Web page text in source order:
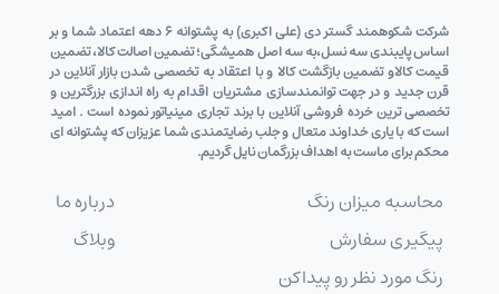
شرکت شکوهمند گستر دی (علی اکبری) به پشتوانه 6 دهه اعتماد شما و بر
اساس پایبندی سه نسل،به سه اصل همیشگی؛ تضمین اصالت کالا، تضمین
قیمت کالاو تضمین بازگشت کالا و با اعتقاد به تخصصی شدن بازار آنلاین در
قرن جدید و در جهت توانمندسازی مشتریان اقدام به راه اندازی بزرگترین و
تخصصی ترین خرده فروشی آنلاین با برند تجاری مینیاتور نموده است . امید
است که با یاری خداوند متعال و جلب رضایتمندی شما عزیزان که پشتوانه ای
محکم برای ماست به اهداف بزرگمان نایل گردیم.
محاسبه میزان رنگ
پیگیری سفارش
رنگ مورد نظر رو پیداکن
درباره ما
وبلاگ